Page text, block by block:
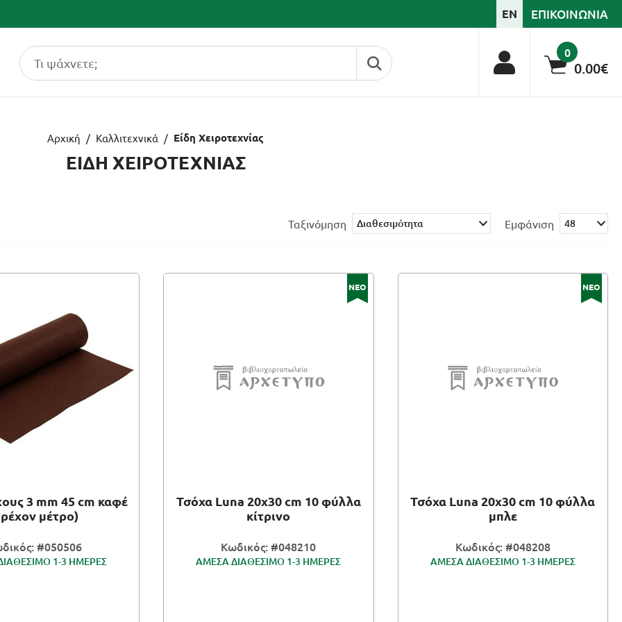
EN ΕΠΙΚΟΙΝΩΝΙΑ
0
0.00€
Αρχική / Καλλιτεχνικά / Είδη Χειροτεχνίας
ΕΙΔΗ ΧΕΙΡΟΤΕΧΝΙΑΣ
Ταξινόμηση Εμφάνιση
3 mm 45 cm καφέ
μέτρο)
#050506
1-3 ΗΜΕΡΕΣ
ΝΕΟ
Τσόχα Luna 20x30 cm 10 φύλλα
κίτρινο
Κωδικός: #048210
ΑΜΕΣΑ ΔΙΑΘΕΣΙΜΟ 1-3 ΗΜΕΡΕΣ
ΝΕΟ
Τσόχα Luna 20x30 cm 10 φύλλα
μπλε
Κωδικός: #048208
ΑΜΕΣΑ ΔΙΑΘΕΣΙΜΟ 1-3 ΗΜΕΡΕΣ